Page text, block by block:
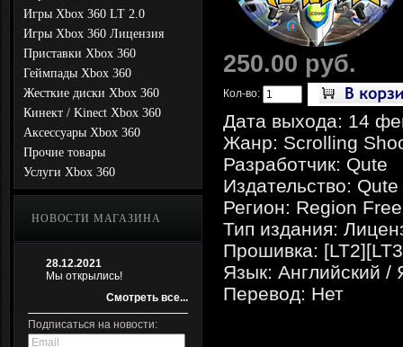
Игры Xbox 360 LT 2.0
Игры Xbox 360 Лицензия
Приставки Xbox 360
Геймпады Xbox 360
Жесткие диски Xbox 360
Кинект / Kinect Xbox 360
Аксессуары Xbox 360
Прочие товары
Услуги Xbox 360
НОВОСТИ МАГАЗИНА
28.12.2021
Мы открылись!
Смотреть все...
Подписаться на новости:
250.00 руб.
Кол-во:
Дата выхода: 14
Жанр: Scrolling
Разработчик: Qute
Издательство: Qute
Регион: Region Free
Тип издания:
Прошивка:
Язык: Английский /
Перевод: Нет